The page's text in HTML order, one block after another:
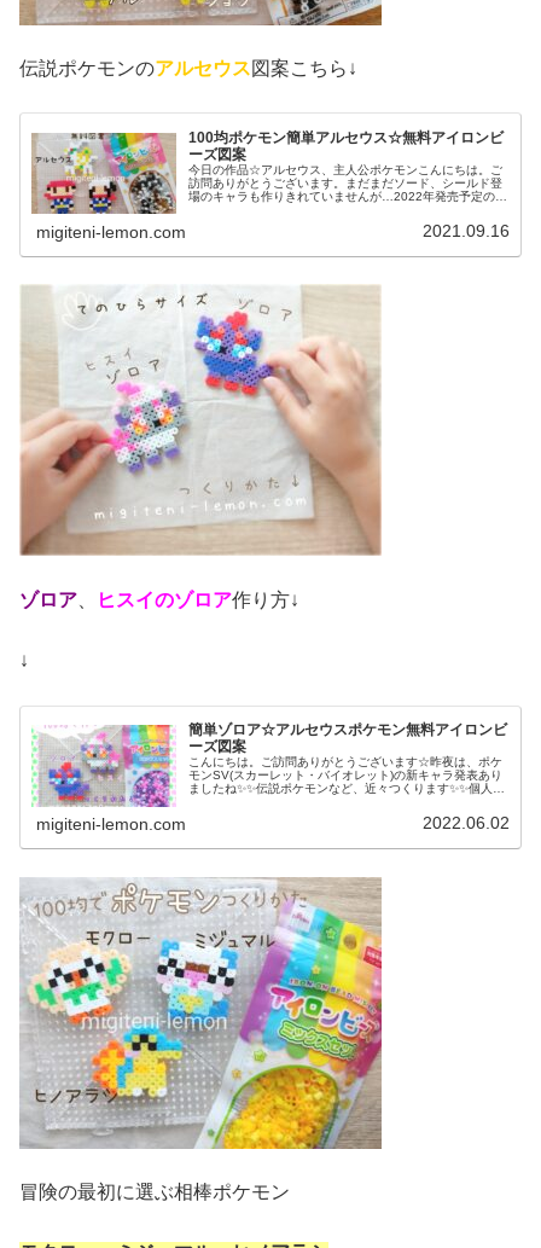
伝説ポケモンのアルセウス図案こちら↓
100均ポケモン簡単アルセウス☆無料アイロンビ
ーズ図案
今日の作品☆アルセウス、主人公ポケモンこんにちは。ご
訪問ありがとうございます。まだまだソード、シールド登
場のキャラも作りきれていませんが…2022年発売予定のポ
migiteni-lemon.com 2021.09.16
ゾロア ヒスイのゾロア作り方↓
↓
簡単ゾロア☆アルセウスポケモン無料アイロンビ
ーズ図案
こんにちは。ご訪問ありがとうございます☆昨夜は、ポケ
モンSV(スカーレット・バイオレット)の新キャラ発表あり
ましたね✨✨伝説ポケモンなど、近々つくります✨✨個人的
migiteni-lemon.com 2022.06.02
冒険の最初に選ぶ相棒ポケモン